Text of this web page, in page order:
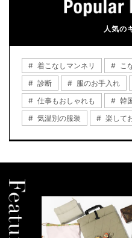
人気の
着こなしマンネリ こ
診断
服のお手入れ
仕事もおしゃれも
韓
気温別の服装
楽して